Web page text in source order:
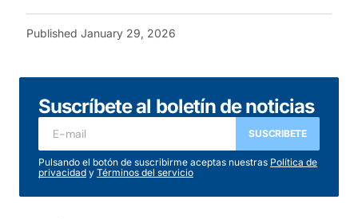
Published January 29, 2026
Suscríbete al boletín de noticias
SUSCRIBETE
Pulsando el botón de suscribirme aceptas nuestras Política de
privacidad y Términos del servicio